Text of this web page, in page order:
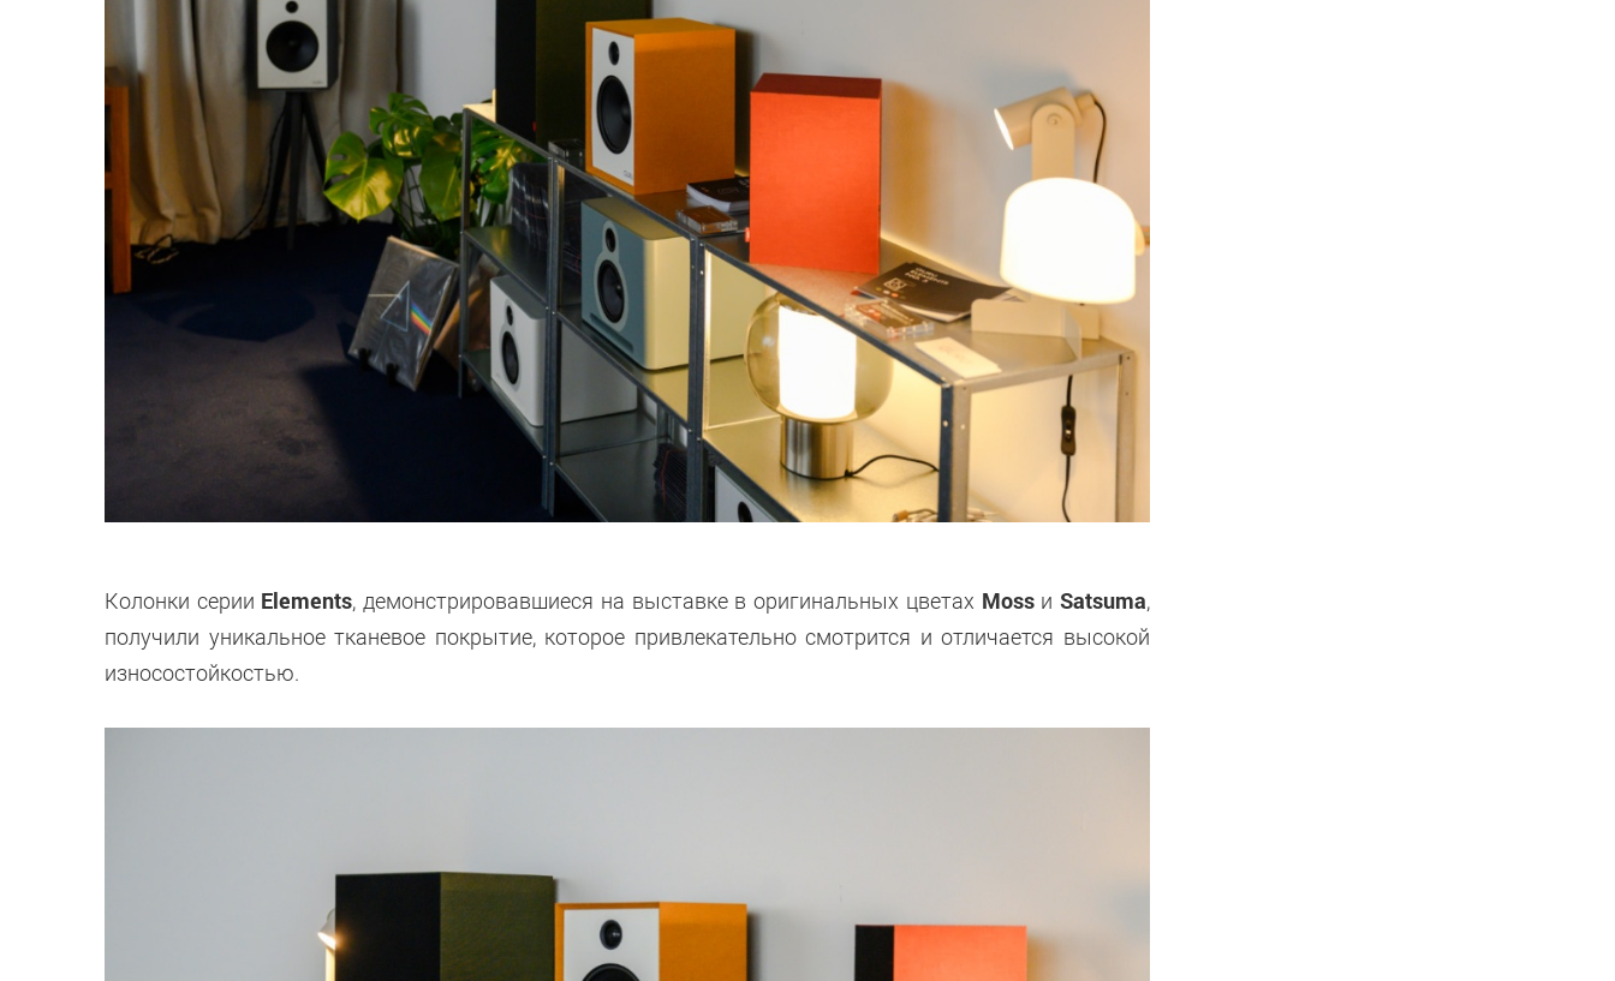
Колонки серии Elements, демонстрировавшиеся на выставке в оригинальных цветах MossиSatsuma,
получили уникальное тканевое покрытие, которое привлекательно смотрится и отличается высокой
износостойкостью.